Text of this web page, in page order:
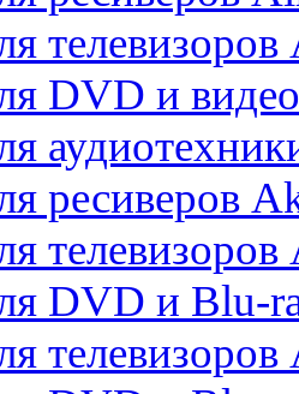
телевизоров
DVD и
ресиверов
телевизоров
DVD и Blu-